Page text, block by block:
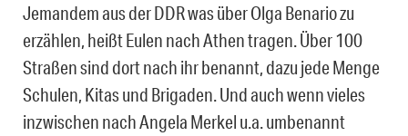
Jemandem aus der DDR was über Olga Benario zu
erzählen, heißt Eulen nach Athen tragen. Über 100
Straßen sind dort nach ihr benannt, dazu jede Menge
Schulen, Kitas und Brigaden. Und auch wenn vieles
inzwischen nach Angela Merkel u.a. umbenannt